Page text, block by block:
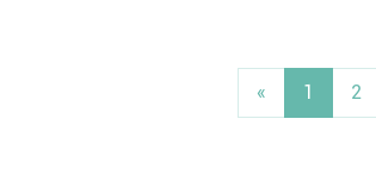
« 1 2